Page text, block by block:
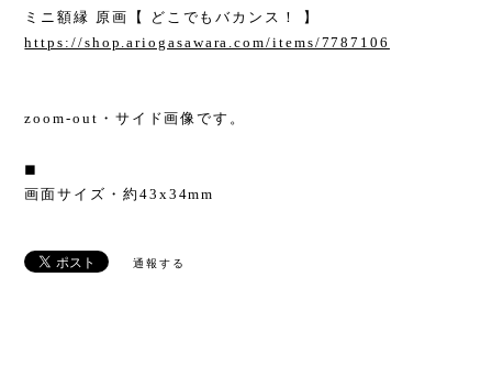
ミニ額縁 原画【 どこでもバカンス！ 】
https://shop.ariogasawara.com/items/7787106
zoom-out・サイド画像です。
◼︎
画面サイズ・約43x34mm
通報する